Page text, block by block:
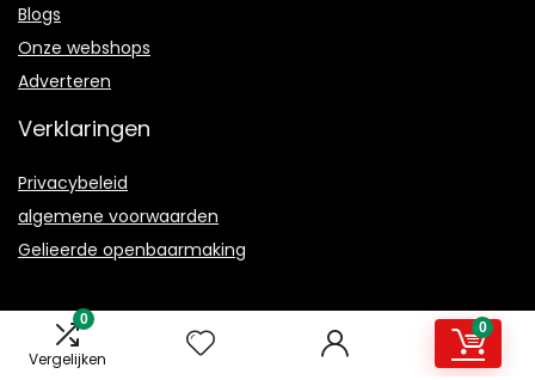
0
Vergelijken
0
Blogs
Onze webshops
Adverteren
Verklaringen
Privacybeleid
algemene voorwaarden
Gelieerde openbaarmaking